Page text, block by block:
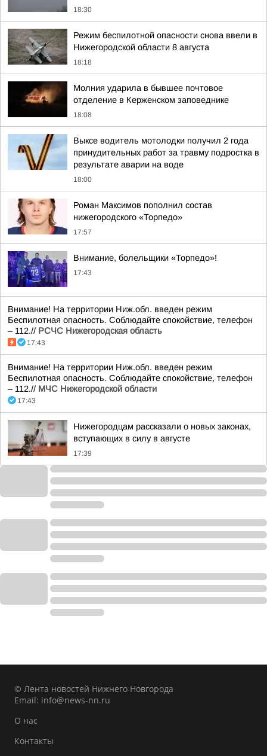
18:30
Режим беспилотной опасности снова ввели в
Нижегородской области 8 августа
18:18
Молния ударила в бывшее почтовое
отделение в Керженском заповеднике
18:08
Выксе водитель мотолодки получил 2 года
принудительных работ за травму подростка в
результате аварии на воде
18:00
Роман Максимов пополнил состав
нижегородского «Торпедо»
17:57
Внимание, болельщики «Торпедо»!
17:43
Внимание! На территории Ниж.обл. введен режим
Беспилотная опасность. Соблюдайте спокойствие, телефон
– 112.// РСЧС Нижегородская область
17:43
Внимание! На территории Ниж.обл. введен режим
Беспилотная опасность. Соблюдайте спокойствие, телефон
– 112.// МЧС Нижегородской области
17:43
Нижегородцам рассказали о новых законах,
вступающих в силу в августе
17:39
© Лента новостей Нижнего Новгорода
Email: info@news-nn.ru
О нас
Контакты